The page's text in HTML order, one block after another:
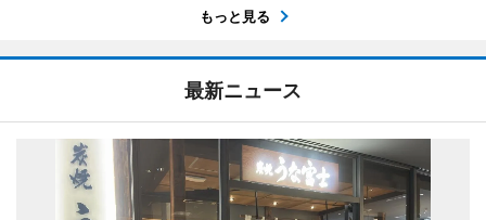
もっと見る
最新ニュース